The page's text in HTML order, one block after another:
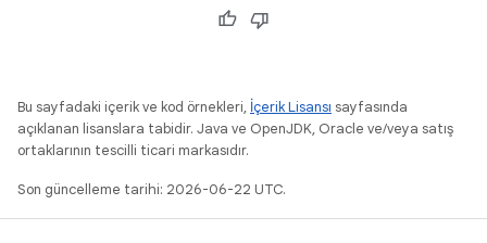
Bu sayfadaki içerik ve kod örnekleri, İçerik Lisansı sayfasında
açıklanan lisanslara tabidir. Java ve OpenJDK, Oracle ve/veya satış
ortaklarının tescilli ticari markasıdır.
Son güncelleme tarihi: 2026-06-22 UTC.